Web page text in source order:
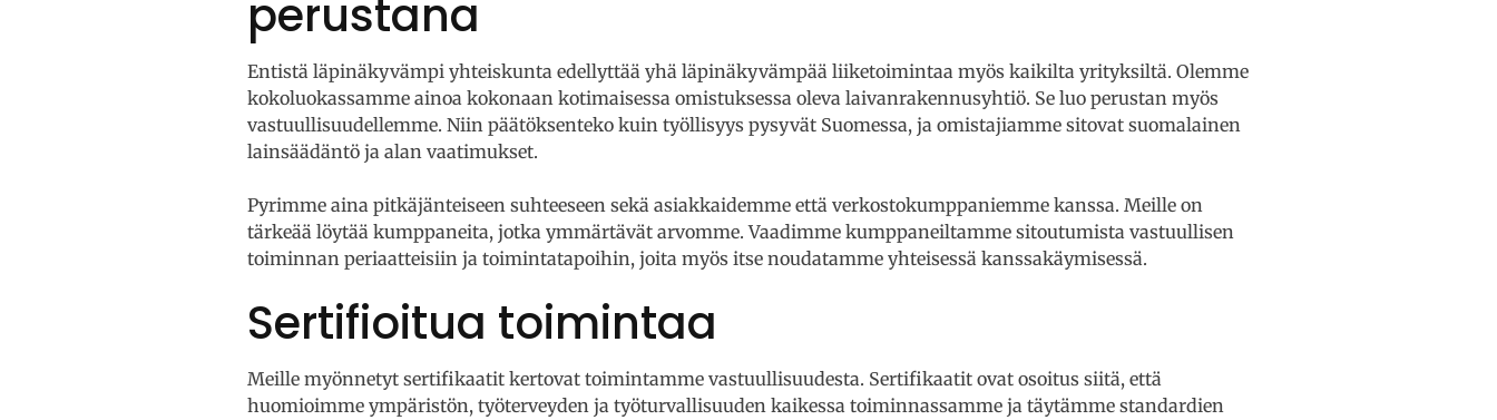
perustana
Entistä läpinäkyvämpi yhteiskunta edellyttää yhä läpinäkyvämpää liiketoimintaa myös kaikilta yrityksiltä. Olemme
kokoluokassamme ainoa kokonaan kotimaisessa omistuksessa oleva laivanrakennusyhtiö. Se luo perustan myös
vastuullisuudellemme. Niin päätöksenteko kuin työllisyys pysyvät Suomessa, ja omistajiamme sitovat suomalainen
lainsäädäntö ja alan vaatimukset.
Pyrimme aina pitkäjänteiseen suhteeseen sekä asiakkaidemme että verkostokumppaniemme kanssa. Meille on
tärkeää löytää kumppaneita, jotka ymmärtävät arvomme. Vaadimme kumppaneiltamme sitoutumista vastuullisen
toiminnan periaatteisiin ja toimintatapoihin, joita myös itse noudatamme yhteisessä kanssakäymisessä.
Sertifioitua toimintaa
Meille myönnetyt sertifikaatit kertovat toimintamme vastuullisuudesta. Sertifikaatit ovat osoitus siitä, että
huomioimme ympäristön, työterveyden ja työturvallisuuden kaikessa toiminnassamme ja täytämme standardien